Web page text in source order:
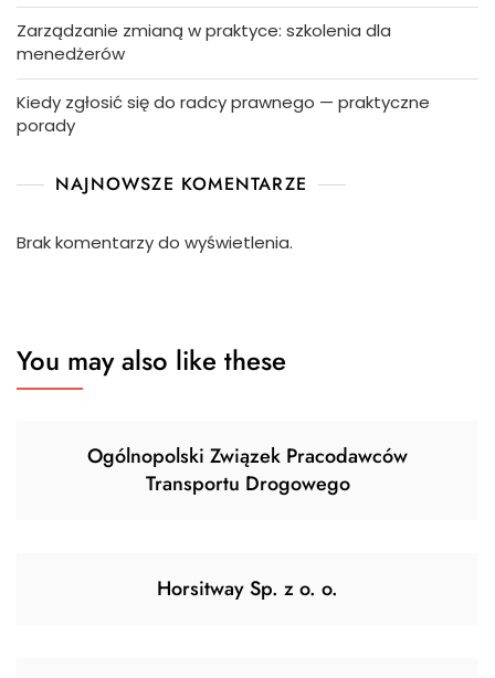
Zarządzanie zmianą w praktyce: szkolenia dla
menedżerów
Kiedy zgłosić się do radcy prawnego — praktyczne
porady
NAJNOWSZE KOMENTARZE
Brak komentarzy do wyświetlenia.
You may also like these
Ogólnopolski Związek Pracodawców
Transportu Drogowego
Horsitway Sp. z o. o.